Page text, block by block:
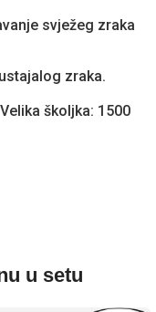
svježeg zraka
zraka.
školjka: 1500
u setu